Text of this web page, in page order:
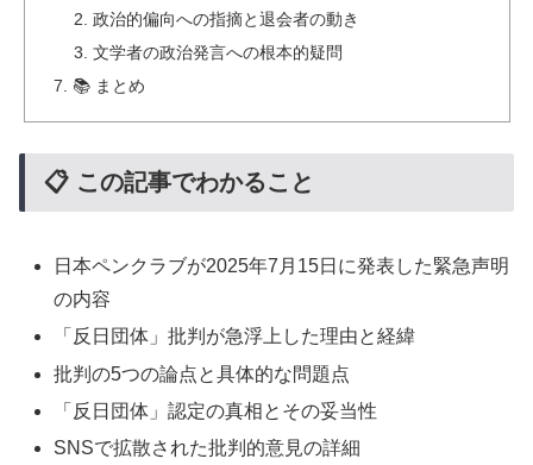
政治的偏向への指摘と退会者の動き
文学者の政治発言への根本的疑問
📚 まとめ
📋 この記事でわかること
日本ペンクラブが2025年7月15日に発表した緊急声明
の内容
「反日団体」批判が急浮上した理由と経緯
批判の5つの論点と具体的な問題点
「反日団体」認定の真相とその妥当性
SNSで拡散された批判的意見の詳細